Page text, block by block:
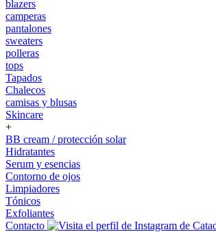
blazers
camperas
pantalones
sweaters
polleras
tops
Tapados
Chalecos
camisas y blusas
Skincare
+
BB cream / protección solar
Hidratantes
Serum y esencias
Contorno de ojos
Limpiadores
Tónicos
Exfoliantes
Contacto